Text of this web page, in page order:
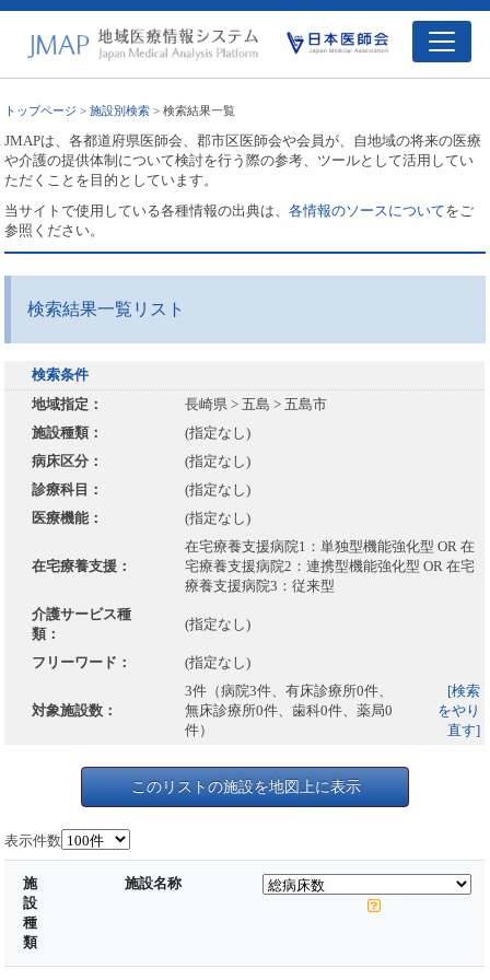
トップページ >施設別検索 > 検索結果一覧
JMAPは、各都道府県医師会、郡市区医師会や会員が、自地域の将来の医療
や介護の提供体制について検討を行う際の参考、ツールとして活用してい
ただくことを目的としています。
当サイトで使用している各種情報の出典は、各情報のソースについてをご
参照ください。
検索結果一覧リスト
検索条件
地域指定：
長崎県 > 五島 > 五島市
施設種類：
(指定なし)
病床区分：
(指定なし)
診療科目：
(指定なし)
医療機能：
(指定なし)
在宅療養支援：
在宅療養支援病院1：単独型機能強化型 OR 在
宅療養支援病院2：連携型機能強化型 OR 在宅
療養支援病院3：従来型
介護サービス種
類：
(指定なし)
フリーワード： (指定なし)
対象施設数：
3件（病院3件、有床診療所0件、
無床診療所0件、歯科0件、薬局0
件）
[検索
をやり
直す]
このリストの施設を地図上に表示
表示件数
施
設
種
類
施設名称